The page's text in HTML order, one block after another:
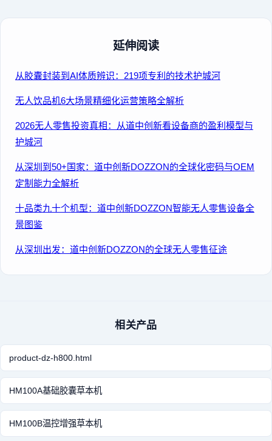
延伸阅读
从胶囊封装到AI体质辨识：219项专利的技术护城河
无人饮品机6大场景精细化运营策略全解析
2026无人零售投资真相：从道中创新看设备商的盈利模型与
护城河
从深圳到50+国家：道中创新DOZZON的全球化密码与OEM
定制能力全解析
十品类九十个机型：道中创新DOZZON智能无人零售设备全
景图鉴
从深圳出发：道中创新DOZZON的全球无人零售征途
相关产品
product-dz-h800.html
HM100A基础胶囊草本机
HM100B温控增强草本机